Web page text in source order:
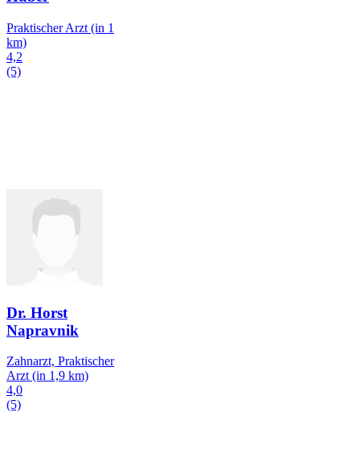
Praktischer Arzt (in 1
km)
4,2
(5)
Dr. Horst
Napravnik
Zahnarzt, Praktischer
Arzt (in 1,9 km)
4,0
(5)